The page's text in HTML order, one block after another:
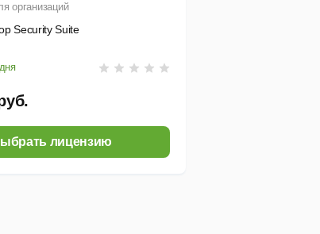
организаций
Security Suite
лицензию